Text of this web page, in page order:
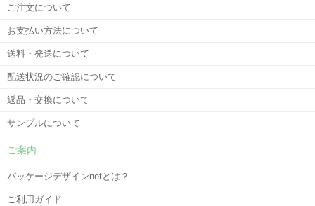
ご注文について
お支払い方法について
送料・発送について
配送状況のご確認について
返品・交換について
サンプルについて
ご案内
パッケージデザインnetとは？
ご利用ガイド